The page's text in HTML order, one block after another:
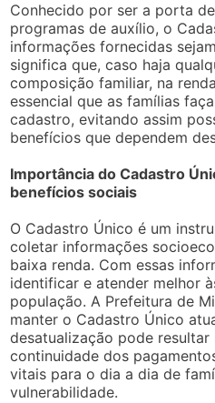
Conhecido por ser a porta
programas de auxílio, o
informações fornecidas
significa que, caso haja
composição familiar, na
essencial que as famílias
cadastro, evitando assim
benefícios que dependem
Importância do Cadastro
benefícios sociais
O Cadastro Único é um
coletar informações
baixa renda. Com essas
identificar e atender melhor
população. A Prefeitura de
manter o Cadastro Único
desatualização pode
continuidade dos
vitais para o dia a dia de
vulnerabilidade.